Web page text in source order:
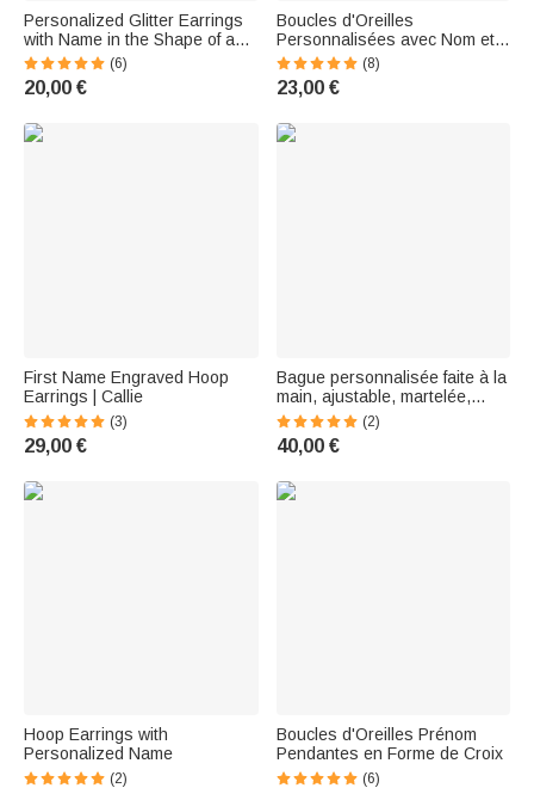
Personalized Glitter Earrings
with Name in the Shape of a
Pencil and Notebook—A
Thank-You Gift for Teachers
for the Start of the School Year
(6)
20,00 €
Boucles d'Oreilles
Personnalisées avec Nom et
Couronne Fleurs de
Naissance Cadeau
Anniversaire Fête Mariage
(8)
23,00 €
First Name Engraved Hoop
Earrings | Callie
(3)
29,00 €
Bague personnalisée faite à la
main, ajustable, martelée,
polie miroir, pour le pouce.
(2)
40,00 €
Hoop Earrings with
Personalized Name
(2)
Boucles d'Oreilles Prénom
Pendantes en Forme de Croix
(6)